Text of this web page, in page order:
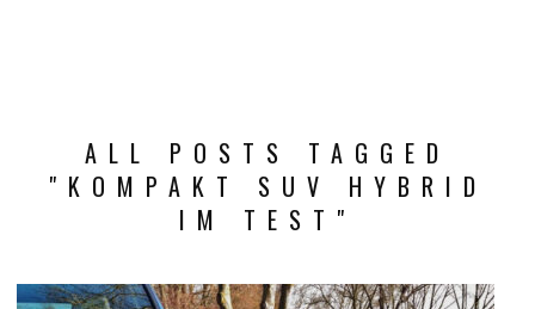
ALL POSTS TAGGED
"KOMPAKT SUV HYBRID
IM TEST"